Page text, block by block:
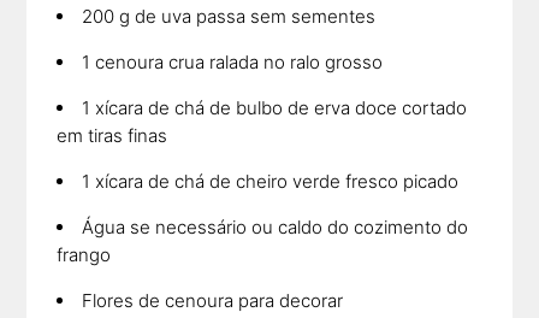
200 g de uva passa sem sementes
1 cenoura crua ralada no ralo grosso
1 xícara de chá de bulbo de erva doce cortado
em tiras finas
1 xícara de chá de cheiro verde fresco picado
Água se necessário ou caldo do cozimento do
frango
Flores de cenoura para decorar